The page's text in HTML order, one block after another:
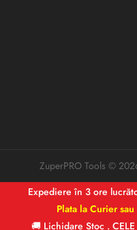
ZuperPRO Tools ©
Expediere în 3 ore
Plata la Curier
🚚 Lichidare Stoc .